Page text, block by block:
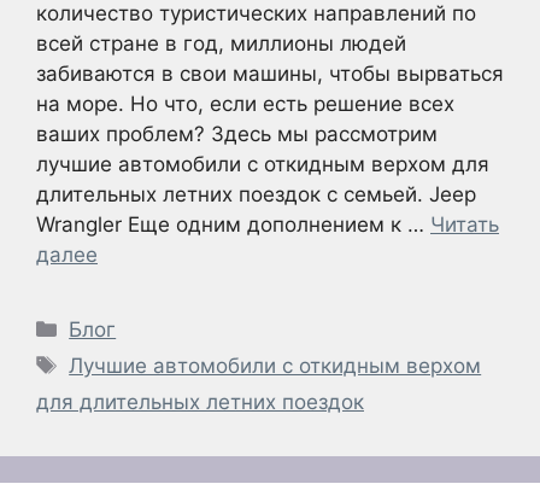
количество туристических направлений по
всей стране в год, миллионы людей
забиваются в свои машины, чтобы вырваться
на море. Но что, если есть решение всех
ваших проблем? Здесь мы рассмотрим
лучшие автомобили с откидным верхом для
длительных летних поездок с семьей. Jeep
Wrangler Еще одним дополнением к … Читать
далее
Рубрики
Блог
Метки
Лучшие автомобили с откидным верхом
для длительных летних поездок